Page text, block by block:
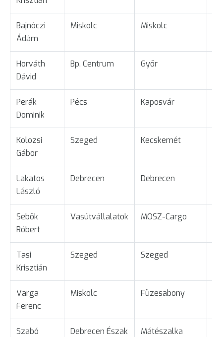
Bajnóczi
Ádám
Miskolc Miskolc
Horváth
Dávid
Bp. Centrum Győr
Perák
Dominik
Pécs Kaposvár
Kolozsi
Gábor
Szeged Kecskemét
Lakatos
László
Debrecen Debrecen
Sebők
Róbert
Vasútvállalatok MOSZ-Cargo
Tasi
Krisztián
Szeged Szeged
Varga
Ferenc
Miskolc Füzesabony
Szabó
Debrecen Észak Mátészalka